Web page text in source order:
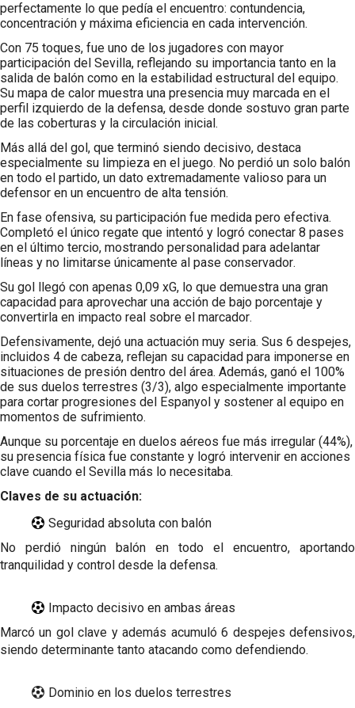
perfectamente lo que pedía el encuentro: contundencia,
concentración y máxima eficiencia en cada intervención.
Con 75 toques, fue uno de los jugadores con mayor
participación del Sevilla, reflejando su importancia tanto en la
salida de balón como en la estabilidad estructural del equipo.
Su mapa de calor muestra una presencia muy marcada en el
perfil izquierdo de la defensa, desde donde sostuvo gran parte
de las coberturas y la circulación inicial.
Más allá del gol, que terminó siendo decisivo, destaca
especialmente su limpieza en el juego. No perdió un solo balón
en todo el partido, un dato extremadamente valioso para un
defensor en un encuentro de alta tensión.
En fase ofensiva, su participación fue medida pero efectiva.
Completó el único regate que intentó y logró conectar 8 pases
en el último tercio, mostrando personalidad para adelantar
líneas y no limitarse únicamente al pase conservador.
Su gol llegó con apenas 0,09 xG, lo que demuestra una gran
capacidad para aprovechar una acción de bajo porcentaje y
convertirla en impacto real sobre el marcador.
Defensivamente, dejó una actuación muy seria. Sus 6 despejes,
incluidos 4 de cabeza, reflejan su capacidad para imponerse en
situaciones de presión dentro del área. Además, ganó el 100%
de sus duelos terrestres (3/3), algo especialmente importante
para cortar progresiones del Espanyol y sostener al equipo en
momentos de sufrimiento.
Aunque su porcentaje en duelos aéreos fue más irregular (44%),
su presencia física fue constante y logró intervenir en acciones
clave cuando el Sevilla más lo necesitaba.
Claves de su actuación:
Seguridad absoluta con balón
No perdió ningún balón en todo el encuentro, aportando
tranquilidad y control desde la defensa.
Impacto decisivo en ambas áreas
Marcó un gol clave y además acumuló 6 despejes defensivos,
siendo determinante tanto atacando como defendiendo.
Dominio en los duelos terrestres